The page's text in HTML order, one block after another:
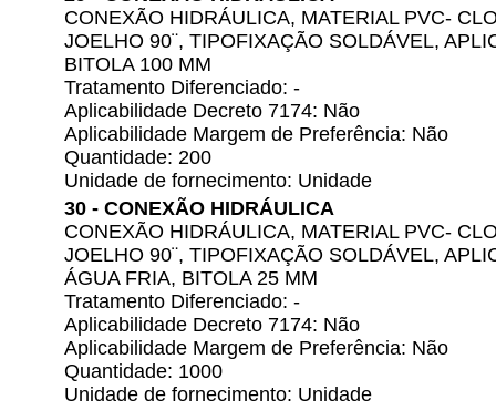
CONEXÃO HIDRÁULICA, MATERIAL PVC-
JOELHO 90¨, TIPOFIXAÇÃO SOLDÁVEL,
BITOLA 100 MM
Tratamento Diferenciado: -
Aplicabilidade Decreto 7174: Não
Aplicabilidade Margem de Preferência: Não
Quantidade: 200
Unidade de fornecimento: Unidade
30 - CONEXÃO HIDRÁULICA
CONEXÃO HIDRÁULICA, MATERIAL PVC-
JOELHO 90¨, TIPOFIXAÇÃO SOLDÁVEL,
ÁGUA FRIA, BITOLA 25 MM
Tratamento Diferenciado: -
Aplicabilidade Decreto 7174: Não
Aplicabilidade Margem de Preferência: Não
Quantidade: 1000
Unidade de fornecimento: Unidade